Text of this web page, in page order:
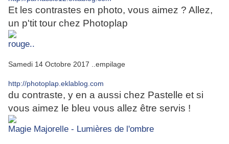
Et les contrastes en photo, vous aimez ? Allez,
un p'tit tour chez Photoplap
rouge..
Samedi 14 Octobre 2017 ..empilage
http://photoplap.eklablog.com
du contraste, y en a aussi chez Pastelle et si
vous aimez le bleu vous allez être servis !
Magie Majorelle - Lumières de l'ombre